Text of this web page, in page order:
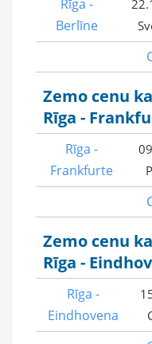
Rīga -
Berlīne
Zemo cenu
Rīga -
Rīga -
Frankfurte
Zemo cenu
Rīga -
Rīga -
Eindhovena